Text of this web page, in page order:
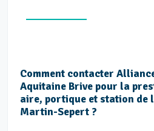
Comment contacter
Aquitaine Brive pour la
aire, portique et station de
Martin-Sepert ?